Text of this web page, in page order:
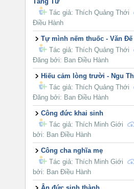
Tác giả: Thích Quảng Thới
Điều Hành
Tự mình nếm thuốc - Văn Đế
Tác giả: Thích Quảng Thới
Đăng bởi: Ban Điều Hành
Hiếu cảm lòng trười - Ngu
Tác giả: Thích Quảng Thới
Đăng bởi: Ban Điều Hành
Công đức khai sinh
Tác giả: Thích Minh Giới
bởi: Ban Điều Hành
Công cha nghĩa mẹ
Tác giả: Thích Minh Giới
bởi: Ban Điều Hành